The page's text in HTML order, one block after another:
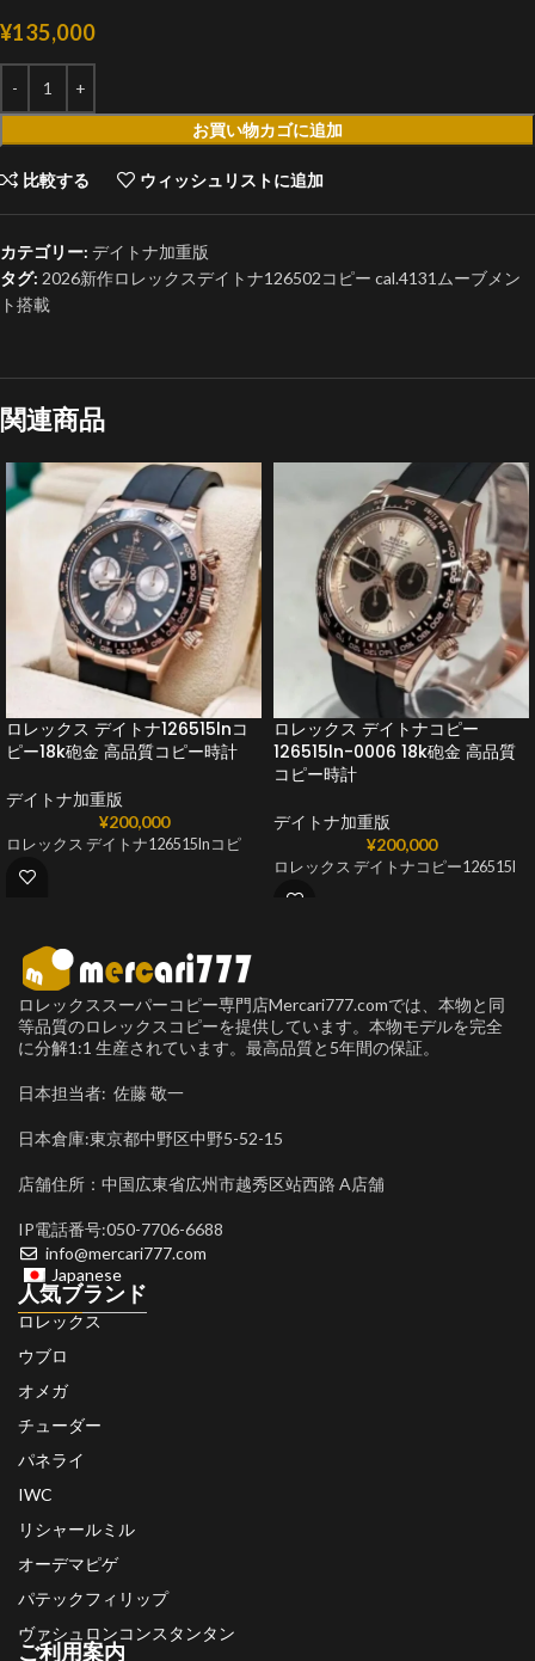
¥135,000
お買い物カゴに追加
比較する ウィッシュリストに追加
カテゴリー: デイトナ加重版
タグ: 2026新作ロレックスデイトナ126502コピー cal.4131ムーブメン
ト搭載
関連商品
ロレックス デイトナ126515lnコ
ピー18k砲金 高品質コピー時計
デイトナ加重版
¥200,000
ロレックス デイトナ126515lnコピ
ロレックス デイトナコピー
126515ln-0006 18k砲金 高品質
コピー時計
デイトナ加重版
¥200,000
ロレックス デイトナコピー126515l
ロレックススーパーコピー専門店Mercari777.comでは、本物と同
等品質のロレックスコピーを提供しています。本物モデルを完全
に分解1:1 生産されています。最高品質と5年間の保証。
日本担当者: 佐藤 敬一
日本倉庫:東京都中野区中野5-52-15
店舗住所：中国広東省広州市越秀区站西路 A店舗
IP電話番号:050-7706-6688
info@mercari777.com
Japanese
人気ブランド
ロレックス
ウブロ
オメガ
チューダー
パネライ
IWC
リシャールミル
オーデマピゲ
パテックフィリップ
ヴァシュロンコンスタンタン
ご利用案内